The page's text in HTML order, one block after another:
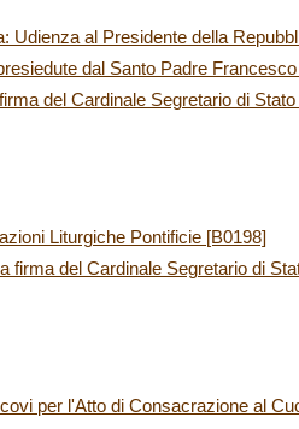
Udienza al Presidente della
dal Santo Padre
del Cardinale Segretario di
Liturgiche Pontificie [B0198]
firma del Cardinale Segretario di
per l'Atto di Consacrazione al